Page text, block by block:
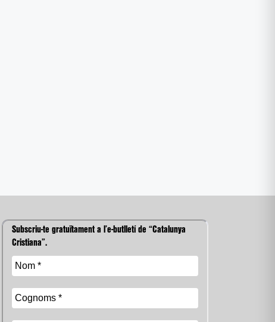
Subscriu-te gratuïtament a l’e-butlletí de “Catalunya
Cristiana”.